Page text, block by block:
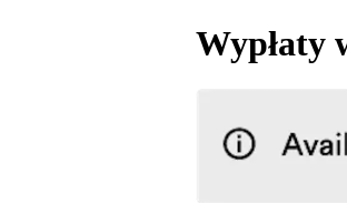
Wypłaty